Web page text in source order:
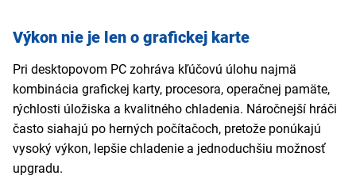
Výkon nie je len o grafickej karte
Pri desktopovom PC zohráva kľúčovú úlohu najmä
kombinácia grafickej karty, procesora, operačnej pamäte,
rýchlosti úložiska a kvalitného chladenia. Náročnejší hráči
často siahajú po herných počítačoch, pretože ponúkajú
vysoký výkon, lepšie chladenie a jednoduchšiu možnosť
upgradu.